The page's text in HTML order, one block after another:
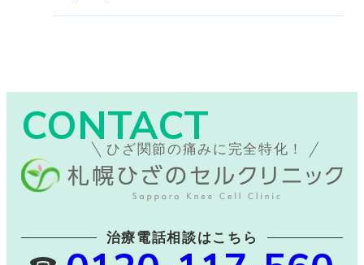
CONTACT
ひざ関節の痛みに完全特化！
治療電話相談はこちら